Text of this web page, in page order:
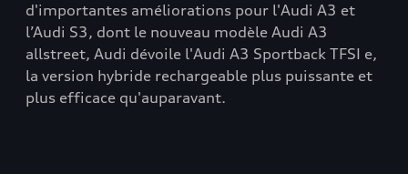
d'importantes améliorations pour l'Audi A3 et
l’Audi S3, dont le nouveau modèle Audi A3
allstreet, Audi dévoile l'Audi A3 Sportback TFSI e,
la version hybride rechargeable plus puissante et
plus efficace qu'auparavant.